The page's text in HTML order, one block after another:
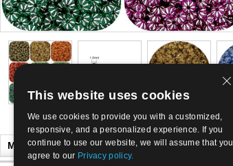
Může se Vám líbit
This website uses cookies
We use cookies to provide you with a customized,
responsive, and a personalized experience. If you
continue to use our website, we will assume that you
agree to our Privacy policy.